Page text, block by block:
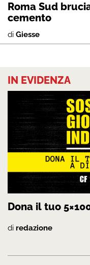
Roma Sud
cemento
di Giesse
IN EVIDENZA
Dona il tuo
di redazione